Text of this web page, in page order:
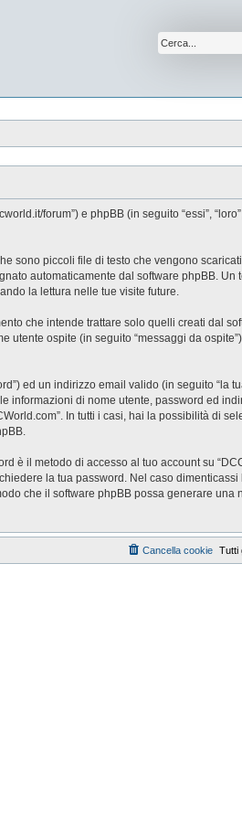
forum”) e phpBB (in seguito “essi”,
sono piccoli file di testo che vengono
automaticamente dal software phpBB. Un
la lettura nelle tue visite future.
che intende trattare solo quelli creati dal
ospite (in seguito “messaggi da
ed un indirizzo email valido (in seguito “la
informazioni di nome utente, password ed
In tutti i casi, hai la possibilità di
è il metodo di accesso al tuo account su
la tua password. Nel caso
che il software phpBB possa generare una
Tutti
Cancella cookie